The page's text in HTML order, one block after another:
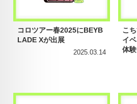
コロツアー春2025にBEYB
LADE Xが出展
2025.03.14
こ
イ
体